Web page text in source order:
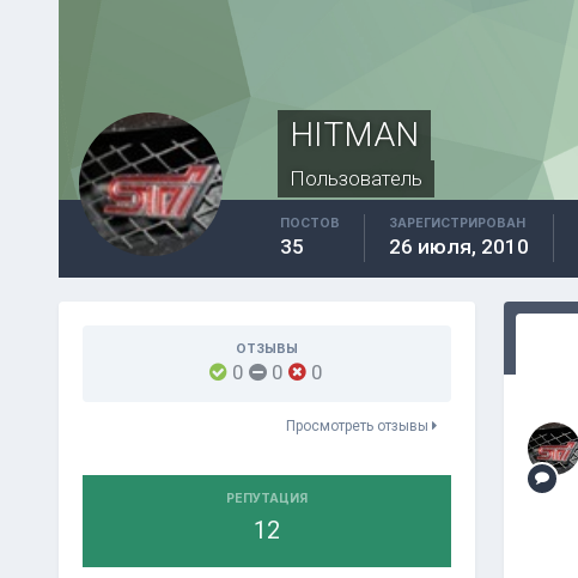
HITMAN
Пользователь
ПОСТОВ
35
ЗАРЕГИСТРИРОВАН
26 июля, 2010
ОТЗЫВЫ
0 0 0
Просмотреть отзывы
РЕПУТАЦИЯ
12